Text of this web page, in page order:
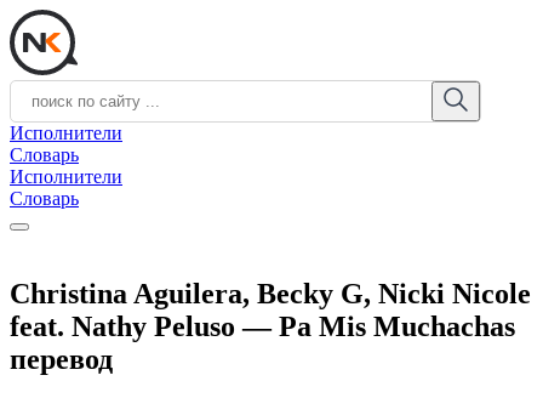
Исполнители
Словарь
Исполнители
Словарь
Christina Aguilera, Becky G, Nicki Nicole
feat. Nathy Peluso — Pa Mis Muchachas
перевод